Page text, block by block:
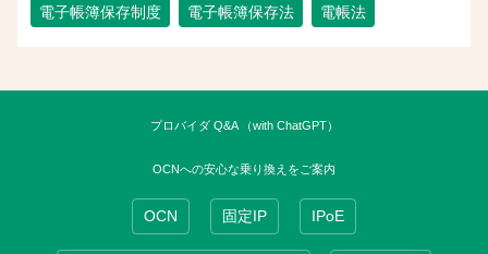
電子帳簿保存制度 電子帳簿保存法 電帳法
プロバイダ Q&A （with ChatGPT）
OCNへの安心な乗り換えをご案内
OCN 固定IP IPoE